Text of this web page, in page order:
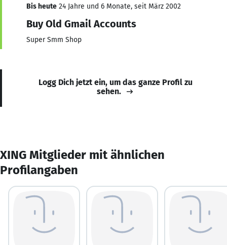
Bis heute 24 Jahre und 6 Monate, seit März 2002
Buy Old Gmail Accounts
Super Smm Shop
Logg Dich jetzt ein, um das ganze Profil zu
sehen.
XING Mitglieder mit ähnlichen
Profilangaben